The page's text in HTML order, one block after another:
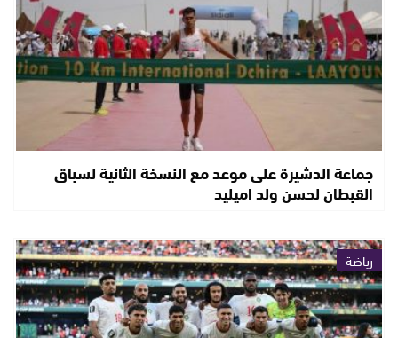
جماعة الدشيرة على موعد مع النسخة الثانية لسباق
القبطان لحسن ولد اميليد
رياضة